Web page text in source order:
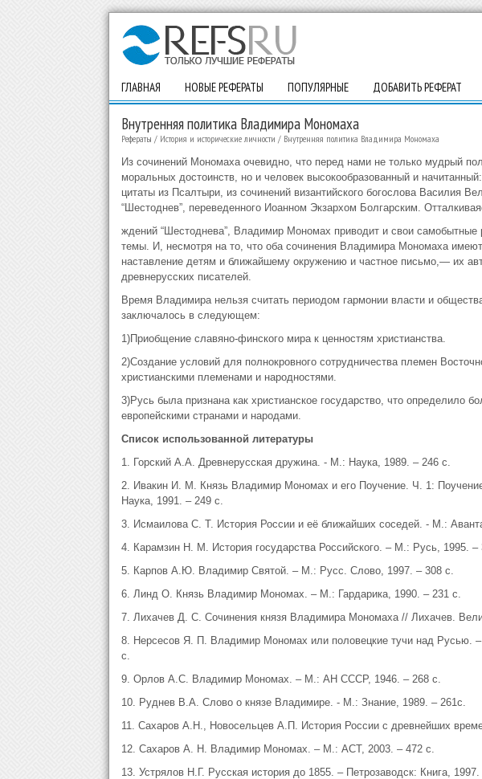
ГЛАВНАЯ НОВЫЕ РЕФЕРАТЫ ПОПУЛЯРНЫЕ ДОБАВИТЬ РЕФЕРАТ
Внутренняя политика Владимира Мономаха
Рефераты / История и исторические личности / Внутренняя политика Владимира Мономаха
Из сочинений Мономаха очевидно, что перед нами не только мудрый
моральных достоинств, но и человек высокообразованный и
цитаты из Псалтыри, из сочинений византийского богослова Василия
“Шестоднев”, переведенного Иоанном Экзархом Болгарским.
ждений “Шестоднева”, Владимир Мономах приводит и свои
темы. И, несмотря на то, что оба сочинения Владимира Мономаха
наставление детям и ближайшему окружению и частное письмо,— их
древнерусских писателей.
Время Владимира нельзя считать периодом гармонии власти и
заключалось в следующем:
1)Приобщение славяно-финского мира к ценностям христианства.
2)Создание условий для полнокровного сотрудничества племен
христианскими племенами и народностями.
3)Русь была признана как христианское государство, что определило
европейскими странами и народами.
Список использованной литературы
1. Горский А.А. Древнерусская дружина. - М.: Наука, 1989. – 246 с.
2. Ивакин И. М. Князь Владимир Мономах и его Поучение. Ч. 1:
Наука, 1991. – 249 с.
3. Исмаилова С. Т. История России и её ближайших соседей. - М.:
4. Карамзин Н. М. История государства Российского. – М.: Русь, 1995. –
5. Карпов А.Ю. Владимир Святой. – М.: Русс. Слово, 1997. – 308 с.
6. Линд О. Князь Владимир Мономах. – М.: Гардарика, 1990. – 231 с.
7. Лихачев Д. С. Сочинения князя Владимира Мономаха // Лихачев.
8. Нерсесов Я. П. Владимир Мономах или половецкие тучи над Русью.
с.
9. Орлов А.С. Владимир Мономах. – М.: АН СССР, 1946. – 268 с.
10. Руднев В.А. Слово о князе Владимире. - М.: Знание, 1989. – 261с.
11. Сахаров А.Н., Новосельцев А.П. История России с древнейших
12. Сахаров А. Н. Владимир Мономах. – М.: АСТ, 2003. – 472 с.
13. Устрялов Н.Г. Русская история до 1855. – Петрозаводск: Книга,